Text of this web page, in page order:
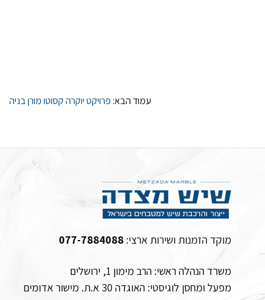
עמוד הבא: פרויקט יוקרה קסוטו מורן בניה
מוקד הזמנות ושירות ארצי: 077-7884088
משרד הנהלה ראשי: הרב מימון 1, ירושלים
מפעל ומחסן לוגיסטי: האוגדה 30 א.ת. מישור אדומים